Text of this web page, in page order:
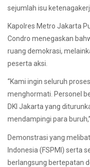
sejumlah isu
Kapolres Metro Jakarta
Condro menegaskan
ruang demokrasi,
peserta aksi.
“Kami ingin seluruh
menghormati. Personel
DKI Jakarta yang
mendampingi para
Demonstrasi yang
Indonesia (FSPMI) serta
berlangsung bertepatan